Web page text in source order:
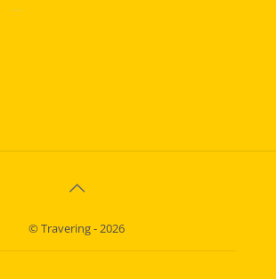
—
© Travering - 2026